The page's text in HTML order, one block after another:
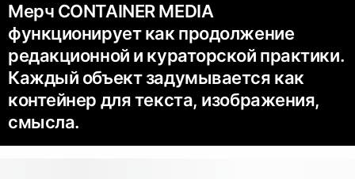
Мерч CONTAINER MEDIA
функционирует как продолжение
редакционной и кураторской практики.
Каждый объект задумывается как
контейнер для текста, изображения,
смысла.